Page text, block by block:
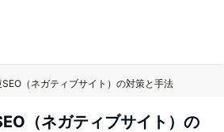
（ネガティブサイト）の対策と手法
（ネガティブサイト）の